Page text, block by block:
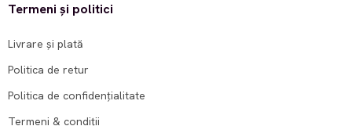
Termeni și politici
Livrare și plată
Politica de retur
Politica de confidențialitate
Termeni & condiții